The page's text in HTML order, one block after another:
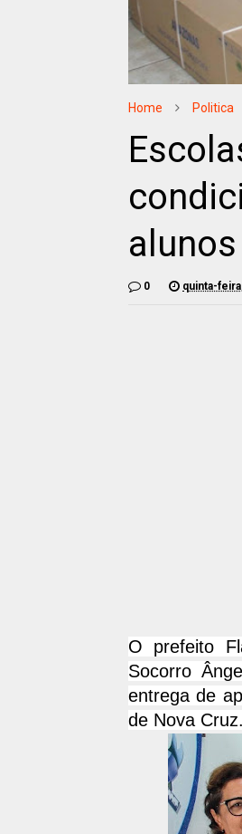
Home Politica
0 quinta-
O prefeito
Socorro
entrega de
de Nova Cruz.